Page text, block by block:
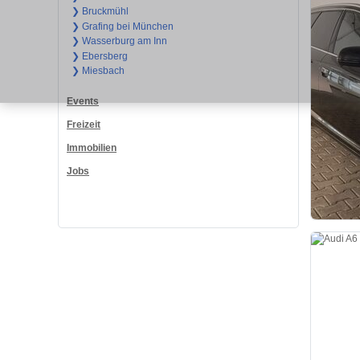
❯ Bruckmühl
❯ Grafing bei München
❯ Wasserburg am Inn
❯ Ebersberg
❯ Miesbach
Events
Freizeit
Immobilien
Jobs